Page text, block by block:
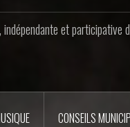
et participative
CONSEILS